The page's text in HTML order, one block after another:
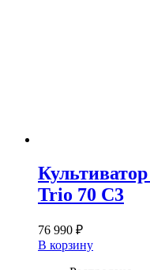
Trio 70 C3
76 990 ₽
В корзину